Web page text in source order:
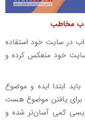
مخاطب
در سایت خود استفاده
سایت خود منعکس کرده و
ابتدا ایده و موضوع
یافتن موضوع هست
کمی آسان‌تر شده و